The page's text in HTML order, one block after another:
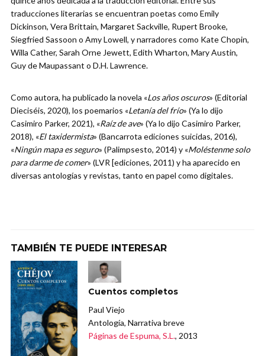
traducciones literarias se encuentran poetas como Emily
Dickinson, Vera Brittain, Margaret Sackville, Rupert Brooke,
Siegfried Sassoon o Amy Lowell, y narradores como Kate Chopin,
Willa Cather, Sarah Orne Jewett, Edith Wharton, Mary Austin,
Guy de Maupassant o D.H. Lawrence.
Como autora, ha publicado la novela «Los años oscuros» (Editorial
Dieciséis, 2020), los poemarios «Letanía del frío» (Ya lo dijo
Casimiro Parker, 2021), «Raíz de ave» (Ya lo dijo Casimiro Parker,
2018), «El taxidermista» (Bancarrota ediciones suicidas, 2016),
«Ningún mapa es seguro» (Palimpsesto, 2014) y «Moléstenme solo
para darme de comer» (LVR [ediciones, 2011) y ha aparecido en
diversas antologías y revistas, tanto en papel como digitales.
TAMBIÉN TE PUEDE INTERESAR
Cuentos completos
Paul Viejo
Antología, Narrativa breve
Páginas de Espuma, S.L., 2013